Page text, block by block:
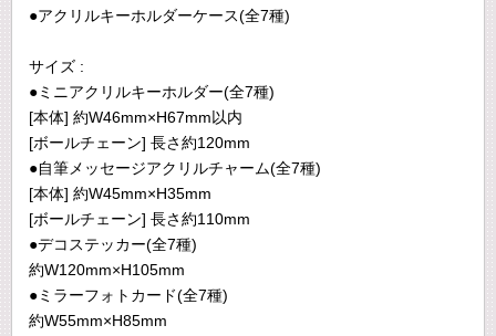
●アクリルキーホルダーケース(全7種)
サイズ :
●ミニアクリルキーホルダー(全7種)
[本体] 約W46mm×H67mm以内
[ボールチェーン] 長さ約120mm
●自筆メッセージアクリルチャーム(全7種)
[本体] 約W45mm×H35mm
[ボールチェーン] 長さ約110mm
●デコステッカー(全7種)
約W120mm×H105mm
●ミラーフォトカード(全7種)
約W55mm×H85mm